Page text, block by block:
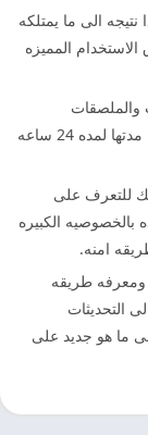
الى ما يمتلكه
المميزه
والملصقات
والاشعارات الخاصه بالاصدقاء دون قلق من الانتهاء مدتها لمده 24 ساعه
للتعرف على
بالخصوصيه الكبيره
امنه.
ومعرفه طريقه
التحديثات
ما هو جديد على